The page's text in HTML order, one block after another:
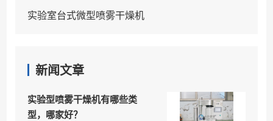
实验室台式微型喷雾干燥机
新闻文章
实验型喷雾干燥机有哪些类
型，哪家好？